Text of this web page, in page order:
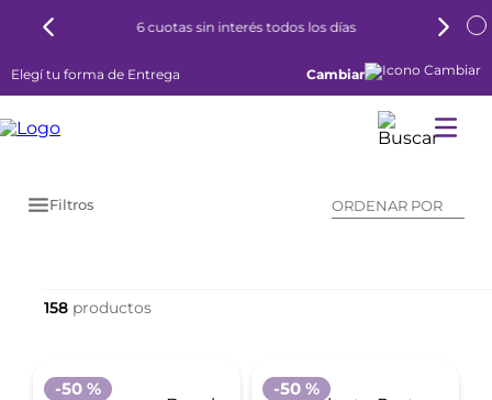
6 cuotas sin interés todos los días
Elegí tu forma de Entrega Cambiar
Filtros ORDENAR POR
158
-50 % -50 %